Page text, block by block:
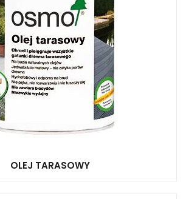
OLEJ TARASOWY